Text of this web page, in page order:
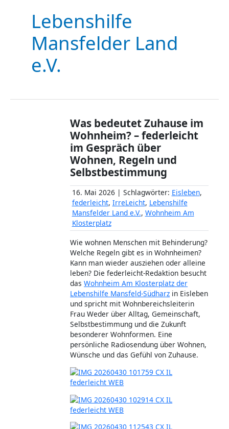
Lebenshilfe
Mansfelder Land
e.V.
Was bedeutet Zuhause im
Wohnheim? – federleicht
im Gespräch über
Wohnen, Regeln und
Selbstbestimmung
16. Mai 2026 | Schlagwörter: Eisleben,
federleicht, IrreLeicht, Lebenshilfe
Mansfelder Land e.V., Wohnheim Am
Klosterplatz
Wie wohnen Menschen mit Behinderung?
Welche Regeln gibt es in Wohnheimen?
Kann man wieder ausziehen oder alleine
leben? Die federleicht-Redaktion besucht
dasWohnheim Am Klosterplatz der
Lebenshilfe Mansfeld-Südharz in Eisleben
und spricht mit Wohnbereichsleiterin
Frau Weder über Alltag, Gemeinschaft,
Selbstbestimmung und die Zukunft
besonderer Wohnformen. Eine
persönliche Radiosendung über Wohnen,
Wünsche und das Gefühl von Zuhause.